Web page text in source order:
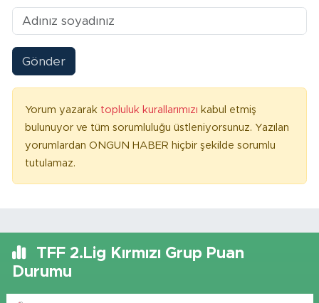
Gönder
Yorum yazarak topluluk kurallarımızı kabul etmiş
bulunuyor ve tüm sorumluluğu üstleniyorsunuz. Yazılan
yorumlardan ONGUN HABER hiçbir şekilde sorumlu
tutulamaz.
TFF 2.Lig Kırmızı Grup Puan
Durumu